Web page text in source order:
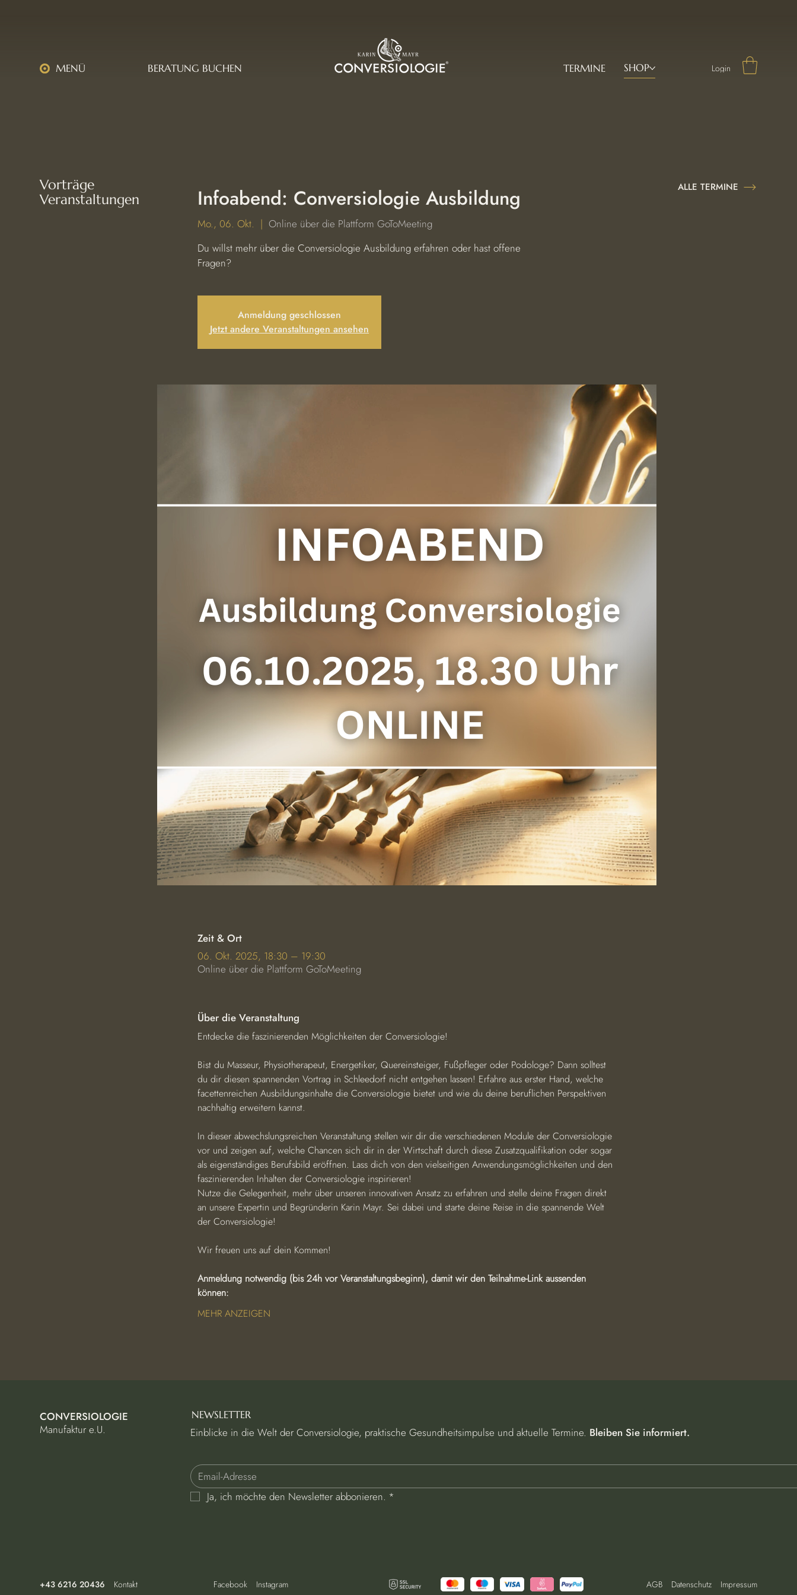
MENÜ BERATUNG BUCHEN TERMINE SHOP Login
Infoabend: Conversiologie Ausbildung
Mo., 06. Okt.
  |
Online über die Plattform GoToMeeting
Du willst mehr über die Conversiologie Ausbildung erfahren oder hast offene
Fragen?
Anmeldung geschlossen
Jetzt andere Veranstaltungen ansehen
Zeit & Ort
06. Okt. 2025, 18:30 – 19:30
Online über die Plattform GoToMeeting
Über die Veranstaltung
Entdecke die faszinierenden Möglichkeiten der Conversiologie!
Bist du Masseur, Physiotherapeut, Energetiker, Quereinsteiger, Fußpfleger oder Podologe? Dann solltest
du dir diesen spannenden Vortrag in Schleedorf nicht entgehen lassen! Erfahre aus erster Hand, welche
facettenreichen Ausbildungsinhalte die Conversiologie bietet und wie du deine beruflichen Perspektiven
nachhaltig erweitern kannst.
In dieser abwechslungsreichen Veranstaltung stellen wir dir die verschiedenen Module der Conversiologie
vor und zeigen auf, welche Chancen sich dir in der Wirtschaft durch diese Zusatzqualifikation oder sogar
als eigenständiges Berufsbild eröffnen. Lass dich von den vielseitigen Anwendungsmöglichkeiten und den
faszinierenden Inhalten der Conversiologie inspirieren!
Nutze die Gelegenheit, mehr über unseren innovativen Ansatz zu erfahren und stelle deine Fragen direkt
an unsere Expertin und Begründerin Karin Mayr. Sei dabei und starte deine Reise in die spannende Welt
der Conversiologie!
Wir freuen uns auf dein Kommen!
Anmeldung notwendig (bis 24h vor Veranstaltungsbeginn), damit wir den Teilnahme-Link aussenden
können:
MEHR ANZEIGEN
Vorträge
Veranstaltungen
ALLE TERMINE
Facebook Instagram AGB Datenschutz Impressum
+43 6216 20436 Kontakt
CONVERSIOLOGIE
Manufaktur e.U.
NEWSLETTER
Einblicke in die Welt der Conversiologie, praktische Gesundheitsimpulse und aktuelle Termine. Bleiben Sie informiert.
Ja, ich möchte den Newsletter abbonieren. *